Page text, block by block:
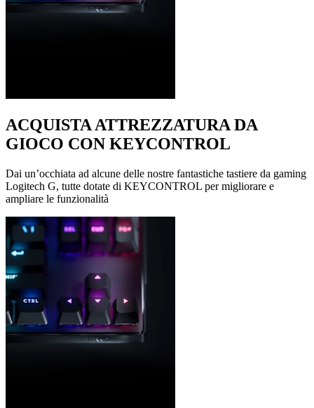
ACQUISTA ATTREZZATURA DA
GIOCO CON KEYCONTROL
Dai un’occhiata ad alcune delle nostre fantastiche tastiere da gaming
Logitech G, tutte dotate di KEYCONTROL per migliorare e
ampliare le funzionalità